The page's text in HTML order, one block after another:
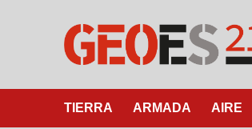
TIERRA ARMADA AIRE